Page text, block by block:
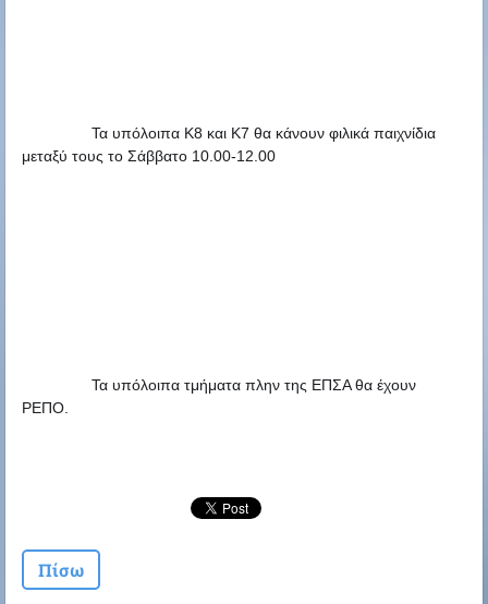
Τα υπόλοιπα Κ8 και Κ7 θα κάνουν φιλικά παιχνίδια
μεταξύ τους το Σάββατο 10.00-12.00
Τα υπόλοιπα τμήματα πλην της ΕΠΣΑ θα έχουν
ΡΕΠΟ.
Πίσω